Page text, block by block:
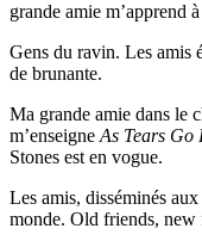
grande amie m’apprend
Gens du ravin. Les amis
de brunante.
Ma grande amie dans le
m’enseigne As Tears Go
Stones est en vogue.
Les amis, disséminés
monde. Old friends, new